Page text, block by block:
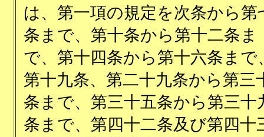
は、第一項の規定を次条から第
条まで、第十条から第十二条ま
で、第十四条から第十六条まで
第十九条、第二十九条から第三
条まで、第三十五条から第三十
条まで、第四十二条及び第四十